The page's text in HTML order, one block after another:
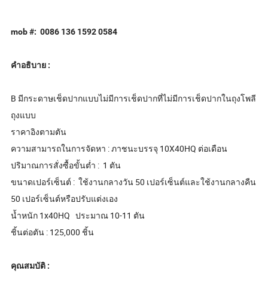
mob #: 0086 136 1592 0584
คำอธิบาย :
B มีกระดาษเช็ดปากแบบไม่มีการเช็ดปากที่ไม่มีการเช็ดปากในถุงโพลี
ถุงแบบ
ราคาอิงตามตัน
ความสามารถในการจัดหา : ภาชนะบรรจุ 10X40HQ ต่อเดือน
ปริมาณการสั่งซื้อขั้นต่ำ : 1 ตัน
ขนาดเปอร์เซ็นต์ : ใช้งานกลางวัน 50 เปอร์เซ็นต์และใช้งานกลางคืน
50 เปอร์เซ็นต์หรือปรับแต่งเอง
น้ำหนัก 1x40HQ ประมาณ 10-11 ตัน
ชิ้นต่อตัน : 125,000 ชิ้น
คุณสมบัติ :